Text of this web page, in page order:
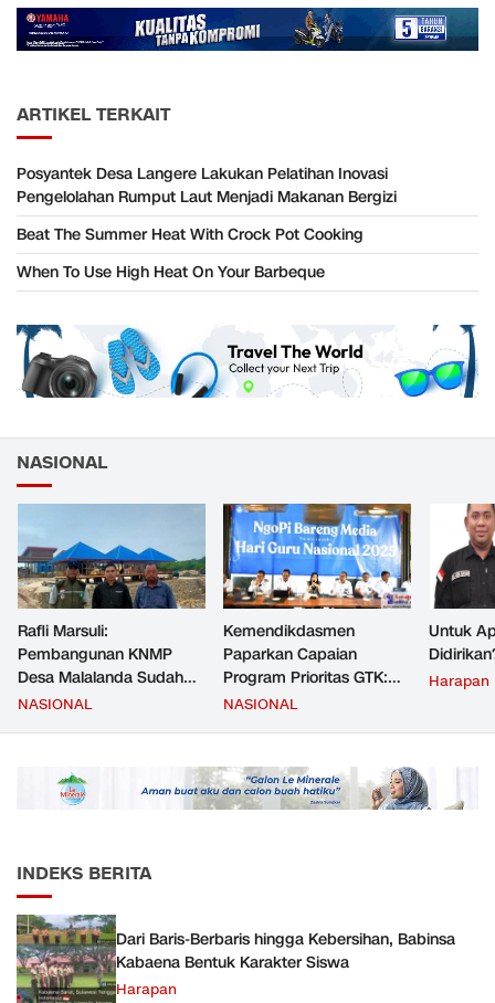
ARTIKEL TERKAIT
Posyantek Desa Langere Lakukan Pelatihan Inovasi
Pengelolahan Rumput Laut Menjadi Makanan Bergizi
Beat The Summer Heat With Crock Pot Cooking
When To Use High Heat On Your Barbeque
NASIONAL
Rafli Marsuli:
Pembangunan KNMP
Desa Malalanda Sudah
Mencapai 69 Persen dan
JMD dan JMF
NASIONAL
Kemendikdasmen
Paparkan Capaian
Program Prioritas GTK:
Kompetensi Meningkat,
NASIONAL
Untuk
Harapan
INDEKS BERITA
Dari Baris-Berbaris hingga Kebersihan, Babinsa
Kabaena Bentuk Karakter Siswa
Harapan